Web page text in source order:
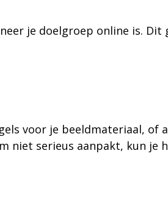
je doelgroep online is.
voor je beeldmateriaal, of
niet serieus aanpakt, kun je